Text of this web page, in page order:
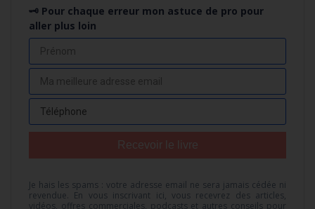
🗝️ Pour chaque erreur mon astuce de pro pour
aller plus loin
Recevoir le livre
Je hais les spams : votre adresse email ne sera jamais cédée ni
revendue. En vous inscrivant ici, vous recevrez des articles,
vidéos, offres commerciales, podcasts et autres conseils pour